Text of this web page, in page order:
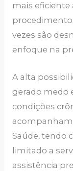
mais eficiente
vezes são
enfoque na
A alta
gerado medo
condições
Saúde, tendo
limitado a
assistência